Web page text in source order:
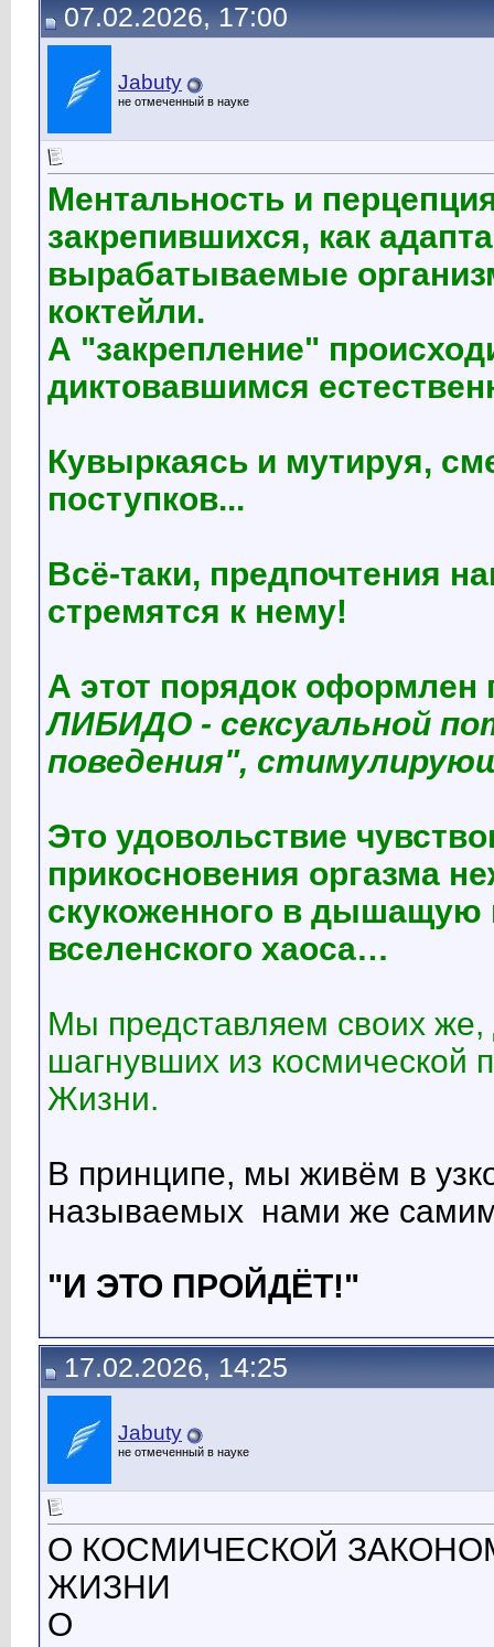
07.02.2026, 17:00
Jabuty
не отмеченный в науке
Ментальность и
закрепившихся, как
вырабатываемые
коктейли.
А "закрепление"
диктовавшимся
Кувыркаясь и мутируя,
поступков...
Всё-таки, предпочтения
стремятся к нему!
А этот порядок оформлен
ЛИБИДО - сексуальной
поведения",
Это удовольствие
прикосновения оргазма
скукоженного в дышащую
вселенского хаоса…
Мы представляем своих
шагнувших из космической
Жизни.
В принципе, мы живём в
называемых нами же
"И ЭТО ПРОЙДЁТ!"
17.02.2026, 14:25
Jabuty
не отмеченный в науке
О КОСМИЧЕСКОЙ
ЖИЗНИ
О